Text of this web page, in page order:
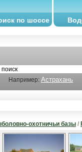
по шоссе
Астрахань
охотничьи базы /